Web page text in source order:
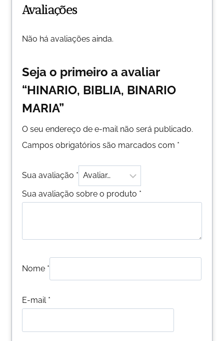
Avaliações
Não há avaliações ainda.
Seja o primeiro a avaliar
“HINARIO, BIBLIA, BINARIO
MARIA”
O seu endereço de e-mail não será publicado.
Campos obrigatórios são marcados com *
Sua avaliação *
Sua avaliação sobre o produto *
Nome *
E-mail *